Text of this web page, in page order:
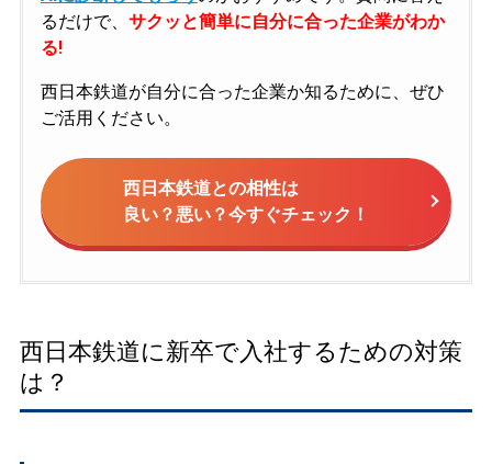
るだけで、 サクッと簡単に自分に合った企業がわか
る!
西日本鉄道が自分に合った企業か知るために、ぜひ
ご活用ください。
西日本鉄道との相性は
良い？悪い？今すぐチェック！
西日本鉄道に新卒で入社するための対策
は？